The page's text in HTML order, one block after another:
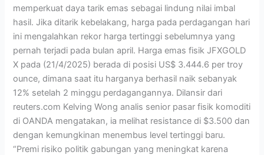
memperkuat daya tarik emas sebagai lindung nilai imbal
hasil. Jika ditarik kebelakang, harga pada perdagangan hari
ini mengalahkan rekor harga tertinggi sebelumnya yang
pernah terjadi pada bulan april. Harga emas fisik JFXGOLD
X pada (21/4/2025) berada di posisi US$ 3.444.6 per troy
ounce, dimana saat itu harganya berhasil naik sebanyak
12% setelah 2 minggu perdagangannya. Dilansir dari
reuters.com Kelving Wong analis senior pasar fisik komoditi
di OANDA mengatakan, ia melihat resistance di $3.500 dan
dengan kemungkinan menembus level tertinggi baru.
“Premi risiko politik gabungan yang meningkat karena